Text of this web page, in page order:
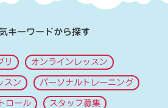
キーワードから探す
リ オンラインレッスン
スン パーソナルトレーニング
ロール スタッフ募集